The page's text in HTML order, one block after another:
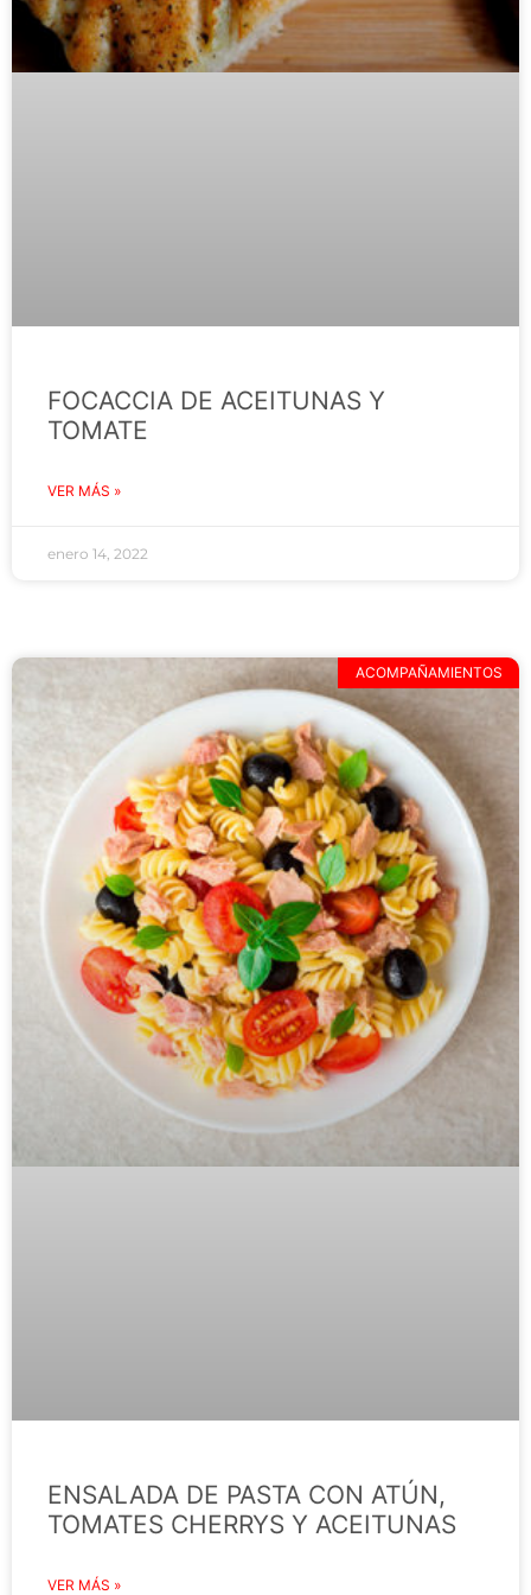
FOCACCIA DE ACEITUNAS Y
TOMATE
VER MÁS »
enero 14, 2022
ACOMPAÑAMIENTOS
ENSALADA DE PASTA CON ATÚN,
TOMATES CHERRYS Y ACEITUNAS
VER MÁS »